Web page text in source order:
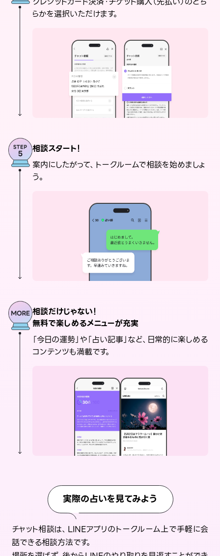
らかを選択いただけます。
相談スタート！
案内にしたがって、トークルームで相談を始めましょ
う。
相談だけじゃない！
無料で楽しめるメニューが充実
「今日の運勢」や「占い記事」など、日常的に楽しめる
コンテンツも満載です。
実際の占いを見てみよう
チャット相談は、LINEアプリのトークルーム上で手軽に会
話できる相談方法です。